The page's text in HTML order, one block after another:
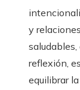
y
reflexión,
equilibrar